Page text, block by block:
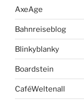
AxeAge
Bahnreiseblog
Blinkyblanky
Boardstein
CaféWeltenall